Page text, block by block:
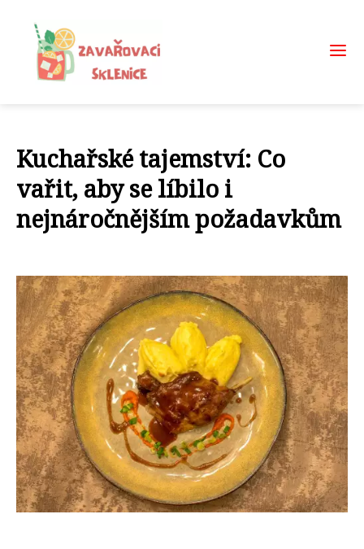
Kuchařské tajemství: Co
vařit, aby se líbilo i
nejnáročnějším požadavkům